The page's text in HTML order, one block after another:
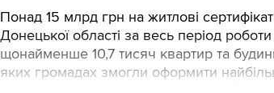
Понад 15 млрд грн на житлові
Донецької області за весь період
щонайменше 10,7 тисяч квартир та
яких громадах змогли оформити